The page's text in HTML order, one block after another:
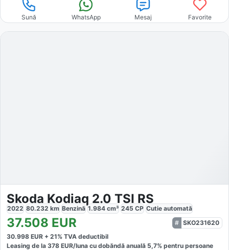
Sună WhatsApp Mesaj Favorite
Skoda Kodiaq 2.0 TSI RS
2022 80.232 km Benzină 1.984 cm³ 245 CP Cutie automată
37.508 EUR
SKO231620
30.998 EUR + 21% TVA deductibil
Leasing de la 378 EUR/luna cu dobăndă anuală 5,7% pentru persoane